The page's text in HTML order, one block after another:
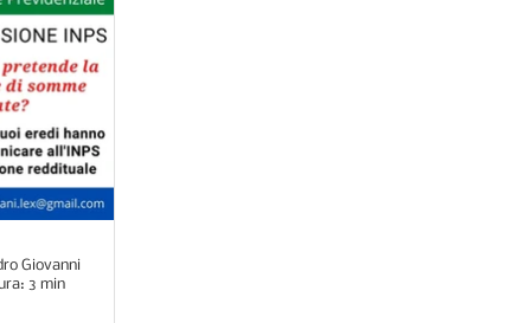
Giovanni
3 min